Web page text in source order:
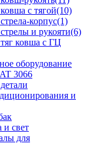
с тягой(10)
корпус(1)
и рукояти(6)
ковша с ГЦ
оборудование
3066
и
и свет
для